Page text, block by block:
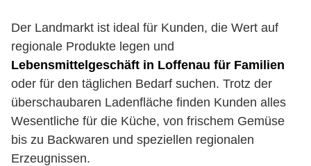
Der Landmarkt ist ideal für Kunden, die Wert auf
regionale Produkte legen und
Lebensmittelgeschäft in Loffenau für Familien
oder für den täglichen Bedarf suchen. Trotz der
überschaubaren Ladenfläche finden Kunden alles
Wesentliche für die Küche, von frischem Gemüse
bis zu Backwaren und speziellen regionalen
Erzeugnissen.